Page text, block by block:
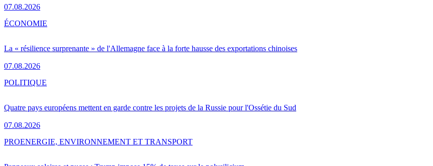
07.08.2026
La « résilience surprenante » de l'Allemagne face à la forte hausse des exportations chinoises
07.08.2026
ÉCONOMIE
Quatre pays européens mettent en garde contre les projets de la Russie pour l'Ossétie du Sud
07.08.2026
POLITIQUE
PROENERGIE, ENVIRONNEMENT ET TRANSPORT